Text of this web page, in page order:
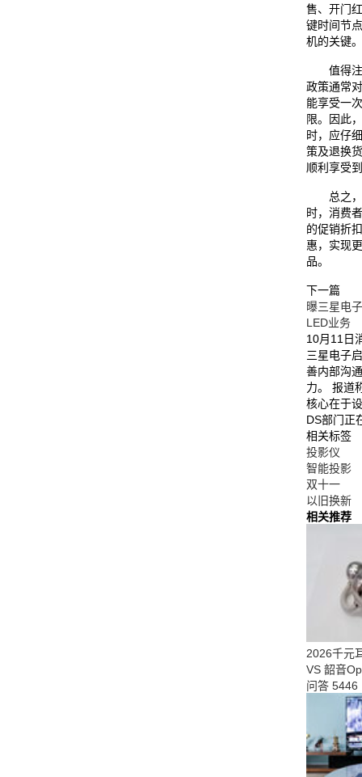
售、开门
键时间节
机的关键。
值得注
政策通常
能享受一
限。因此
时，应仔
策及退换
顺利享受
总之，
时，消费
的促销折
惠，实现
品。
下一篇
曝三星电
LED业务
10月11日
三星电子
善内部沟
力。 报道
核心在于
DS部门正
相关标签
投影仪
智能投影
双十一
以旧换新
相关推荐
2026千元
VS 韶音
问答 5446